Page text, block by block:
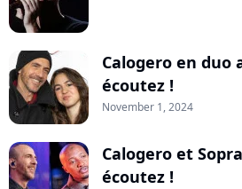
Calogero en duo
écoutez !
November 1, 2024
Calogero et
écoutez !